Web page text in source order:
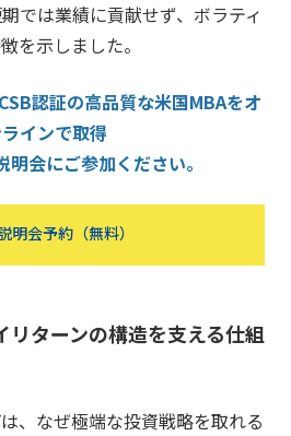
では業績に貢献せず、ボラティ
を示しました。
認証の高品質な米国MBAをオ
インで取得
明会にご参加ください。
明会予約（無料）
リターンの構造を支える仕組
、なぜ極端な投資戦略を取れる